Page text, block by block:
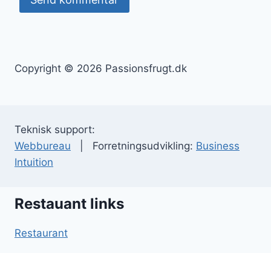
Copyright © 2026 Passionsfrugt.dk
Teknisk support:
Webbureau | Forretningsudvikling: Business
Intuition
Restauant links
Restaurant